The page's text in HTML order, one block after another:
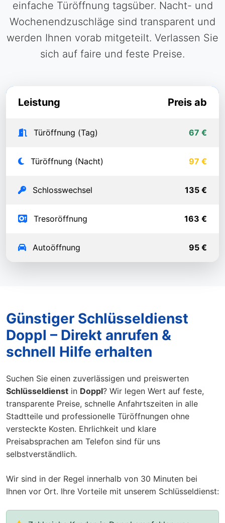
einfache Türöffnung tagsüber. Nacht- und
Wochenendzuschläge sind transparent und
werden Ihnen vorab mitgeteilt. Verlassen Sie
sich auf faire und feste Preise.
Leistung Preis ab
Türöffnung (Tag) 67 €
Türöffnung (Nacht) 97 €
Schlosswechsel 135 €
Tresoröffnung 163 €
Autoöffnung 95 €
Günstiger Schlüsseldienst
Doppl – Direkt anrufen &
schnell Hilfe erhalten
Suchen Sie einen zuverlässigen und preiswerten
Schlüsseldienst in Doppl? Wir legen Wert auf feste,
transparente Preise, schnelle Anfahrtszeiten in alle
Stadtteile und professionelle Türöffnungen ohne
versteckte Kosten. Ehrlichkeit und klare
Preisabsprachen am Telefon sind für uns
selbstverständlich.
Wir sind in der Regel innerhalb von 30 Minuten bei
Ihnen vor Ort. Ihre Vorteile mit unserem Schlüsseldienst: